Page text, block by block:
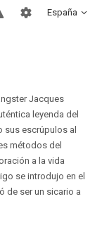
España
Jacques
leyenda del
sus escrúpulos al
métodos del
a la vida
se introdujo en el
de ser un sicario a